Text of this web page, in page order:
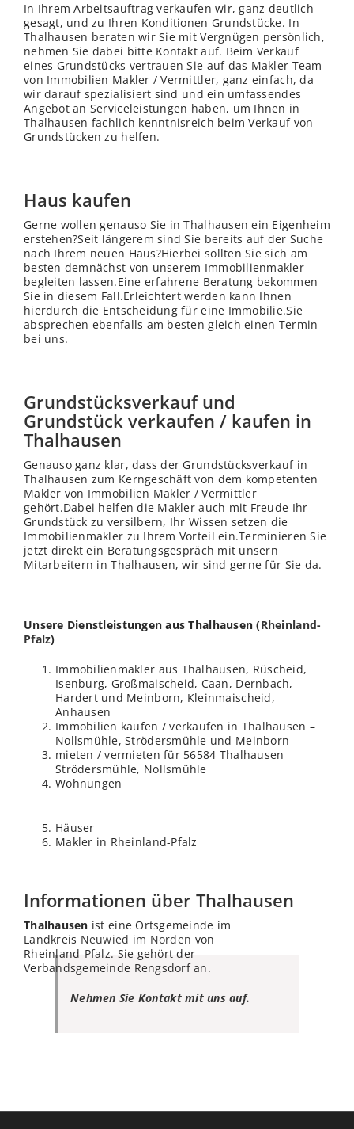
In Ihrem Arbeitsauftrag verkaufen wir, ganz deutlich
gesagt, und zu Ihren Konditionen Grundstücke. In
Thalhausen beraten wir Sie mit Vergnügen persönlich,
nehmen Sie dabei bitte Kontakt auf. Beim Verkauf
eines Grundstücks vertrauen Sie auf das Makler Team
von Immobilien Makler / Vermittler, ganz einfach, da
wir darauf spezialisiert sind und ein umfassendes
Angebot an Serviceleistungen haben, um Ihnen in
Thalhausen fachlich kenntnisreich beim Verkauf von
Grundstücken zu helfen.
Haus kaufen
Gerne wollen genauso Sie in Thalhausen ein Eigenheim
erstehen?Seit längerem sind Sie bereits auf der Suche
nach Ihrem neuen Haus?Hierbei sollten Sie sich am
besten demnächst von unserem Immobilienmakler
begleiten lassen.Eine erfahrene Beratung bekommen
Sie in diesem Fall.Erleichtert werden kann Ihnen
hierdurch die Entscheidung für eine Immobilie.Sie
absprechen ebenfalls am besten gleich einen Termin
bei uns.
Grundstücksverkauf und
Grundstück verkaufen / kaufen in
Thalhausen
Genauso ganz klar, dass der Grundstücksverkauf in
Thalhausen zum Kerngeschäft von dem kompetenten
Makler von Immobilien Makler / Vermittler
gehört.Dabei helfen die Makler auch mit Freude Ihr
Grundstück zu versilbern, Ihr Wissen setzen die
Immobilienmakler zu Ihrem Vorteil ein.Terminieren Sie
jetzt direkt ein Beratungsgespräch mit unsern
Mitarbeitern in Thalhausen, wir sind gerne für Sie da.
Unsere Dienstleistungen aus Thalhausen (Rheinland-
Pfalz)
Immobilienmakler aus Thalhausen, Rüscheid,
Isenburg, Großmaischeid, Caan, Dernbach,
Hardert und Meinborn, Kleinmaischeid,
Anhausen
Immobilien kaufen / verkaufen in Thalhausen –
Nollsmühle, Strödersmühle und Meinborn
mieten / vermieten für 56584 Thalhausen
Strödersmühle, Nollsmühle
Wohnungen
Häuser
Makler in Rheinland-Pfalz
Informationen über Thalhausen
Thalhausen ist eine Ortsgemeinde im
Landkreis Neuwied im Norden von
Rheinland-Pfalz. Sie gehört der
Verbandsgemeinde Rengsdorf an.
Nehmen Sie Kontakt mit uns auf.